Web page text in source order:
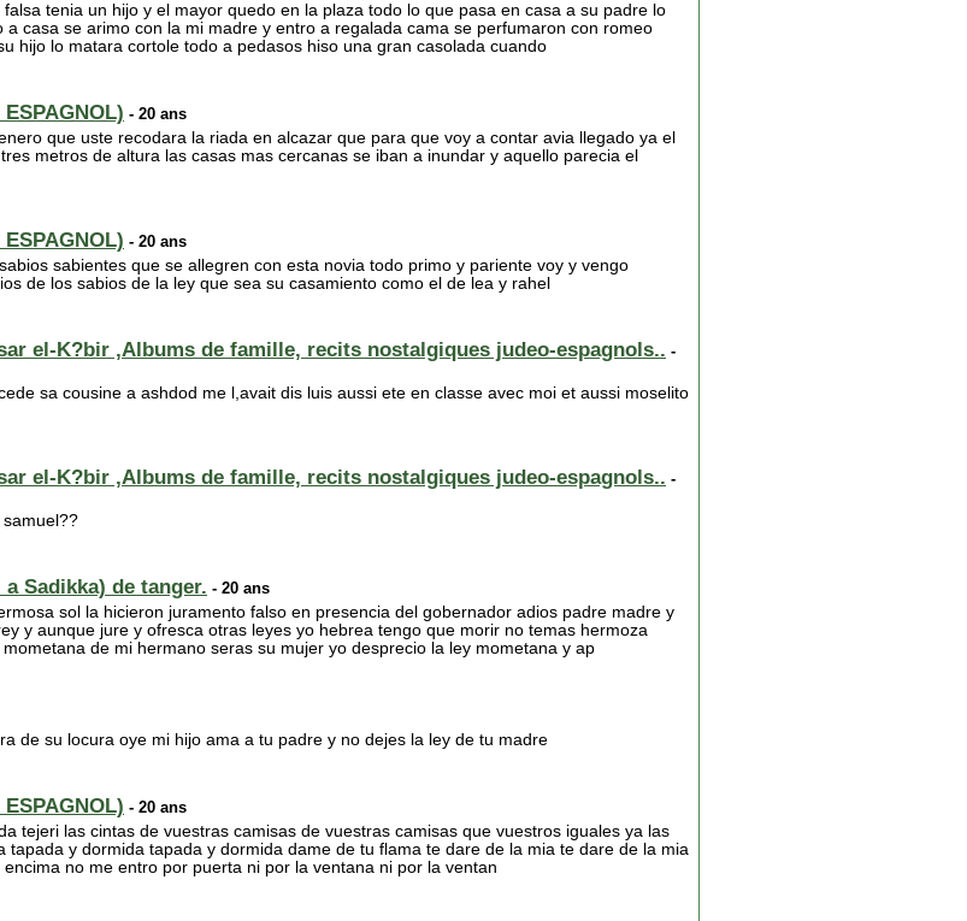
tenia un hijo y el mayor quedo en la plaza todo lo que pasa en casa a su padre lo
casa se arimo con la mi madre y entro a regalada cama se perfumaron con romeo
hijo lo matara cortole todo a pedasos hiso una gran casolada cuando
- 20 ans
que uste recodara la riada en alcazar que para que voy a contar avia llegado ya el
metros de altura las casas mas cercanas se iban a inundar y aquello parecia el
- 20 ans
sabientes que se allegren con esta novia todo primo y pariente voy y vengo
de los sabios de la ley que sea su casamiento como el de lea y rahel
el-K?bir ,Albums de famille, recits nostalgiques judeo-espagnols.. -
sa cousine a ashdod me l,avait dis luis aussi ete en classe avec moi et aussi moselito
el-K?bir ,Albums de famille, recits nostalgiques judeo-espagnols.. -
Sadikka) de tanger. - 20 ans
sol la hicieron juramento falso en presencia del gobernador adios padre madre y
y aunque jure y ofresca otras leyes yo hebrea tengo que morir no temas hermoza
de mi hermano seras su mujer yo desprecio la ley mometana y ap
de su locura oye mi hijo ama a tu padre y no dejes la ley de tu madre
- 20 ans
tejeri las cintas de vuestras camisas de vuestras camisas que vuestros iguales ya las
tapada y dormida tapada y dormida dame de tu flama te dare de la mia te dare de la mia
no me entro por puerta ni por la ventana ni por la ventan